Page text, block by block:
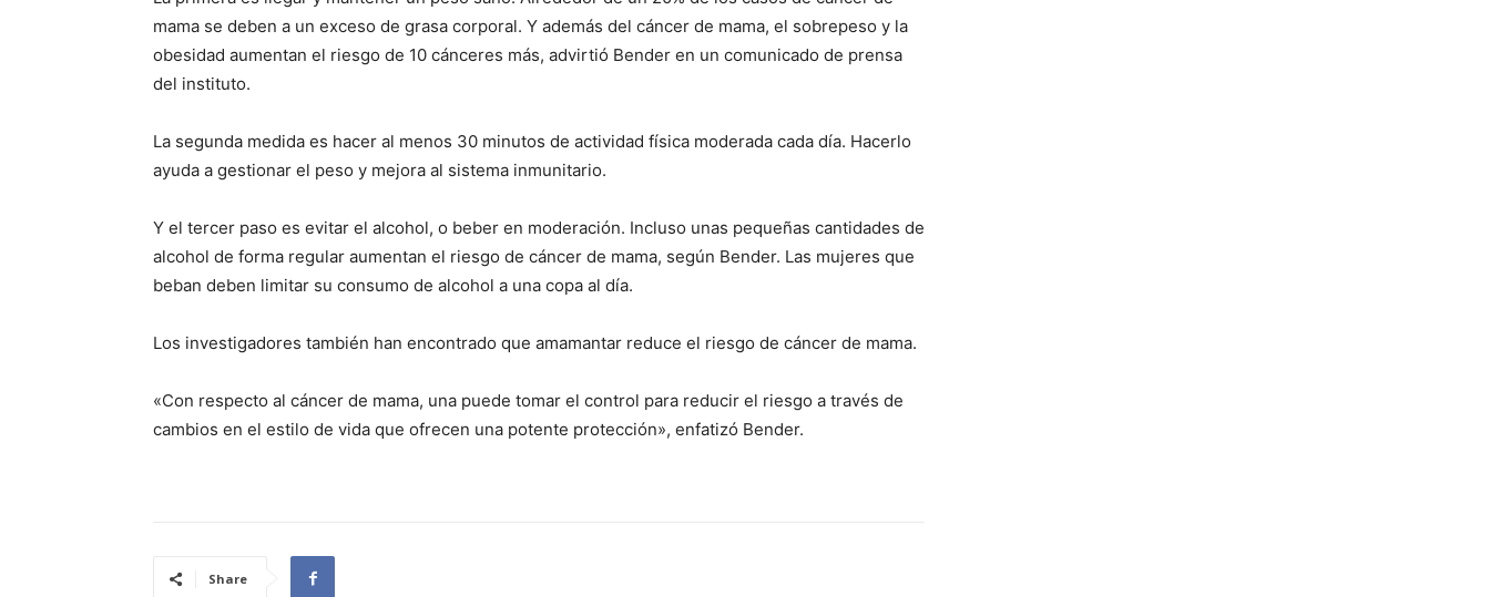
mama se deben a un exceso de grasa corporal. Y además del cáncer de mama, el sobrepeso y la
obesidad aumentan el riesgo de 10 cánceres más, advirtió Bender en un comunicado de prensa
del instituto.
La segunda medida es hacer al menos 30 minutos de actividad física moderada cada día. Hacerlo
ayuda a gestionar el peso y mejora al sistema inmunitario.
Y el tercer paso es evitar el alcohol, o beber en moderación. Incluso unas pequeñas cantidades de
alcohol de forma regular aumentan el riesgo de cáncer de mama, según Bender. Las mujeres que
beban deben limitar su consumo de alcohol a una copa al día.
Los investigadores también han encontrado que amamantar reduce el riesgo de cáncer de mama.
«Con respecto al cáncer de mama, una puede tomar el control para reducir el riesgo a través de
cambios en el estilo de vida que ofrecen una potente protección», enfatizó Bender.
Share